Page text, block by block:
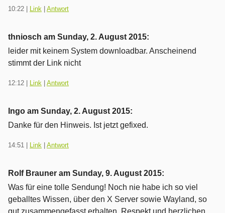
möglich.
10:22 Link Antwort
thniosch am Sunday, 2. August 2015:
leider mit keinem System downloadbar. Anscheinend
stimmt der Link nicht
12:12 Link Antwort
Ingo am Sunday, 2. August 2015:
Danke für den Hinweis. Ist jetzt gefixed.
14:51 Link Antwort
Rolf Brauner am Sunday, 9. August 2015:
Was für eine tolle Sendung! Noch nie habe ich so viel
geballtes Wissen, über den X Server sowie Wayland, so
gut zusammengefasst erhalten. Respekt und herzlichen